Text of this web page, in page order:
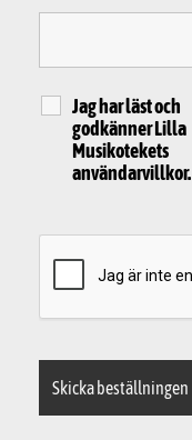
Jag har läst och
godkänner Lilla
Musikotekets
användarvillkor.